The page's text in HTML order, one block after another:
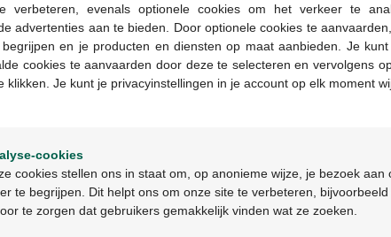
Op werkdagen vóór
geleverd
Klantendienstvia chat of
Ga verder in het nederlands
verbeteren, evenals optionele cookies om het verkeer te
advertenties aan te bieden. Door optionele cookies te
en je producten en diensten op maat aanbieden. Je
cookies te aanvaarden door deze te selecteren en vervolgens
klikken. Je kunt je privacyinstellingen in je account op elk moment
cookies
cookies stellen ons in staat om, op anonieme wijze, je bezoek aan
te begrijpen. Dit helpt ons om onze site te verbeteren,
te zorgen dat gebruikers gemakkelijk vinden wat ze zoeken.